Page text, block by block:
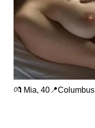
💏 Mia, 40📍Columbus